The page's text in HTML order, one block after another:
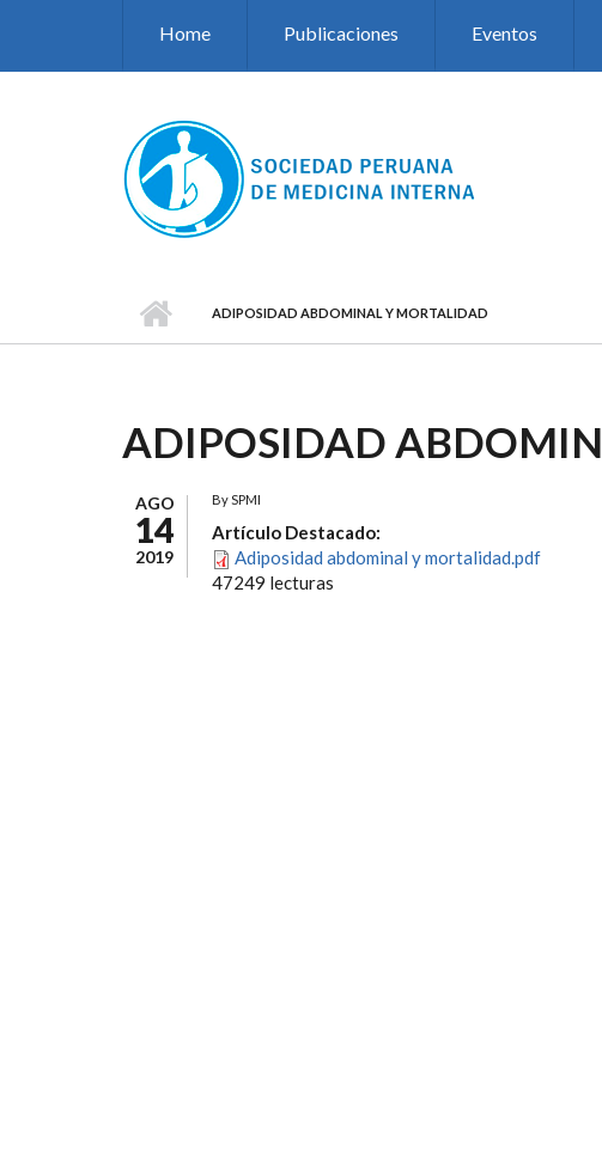
Home Publicaciones Eventos
ADIPOSIDAD ABDOMINAL Y MORTALIDAD
ADIPOSIDAD
AGO
14
2019
BySPMI
Artículo Destacado:
Adiposidad abdominal y mortalidad.pdf
47249 lecturas